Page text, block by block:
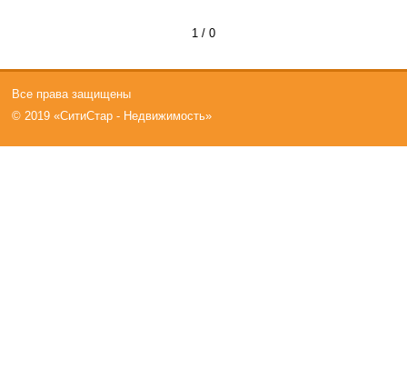
1 / 0
Все права защищены
© 2019 «СитиСтар - Недвижимость»